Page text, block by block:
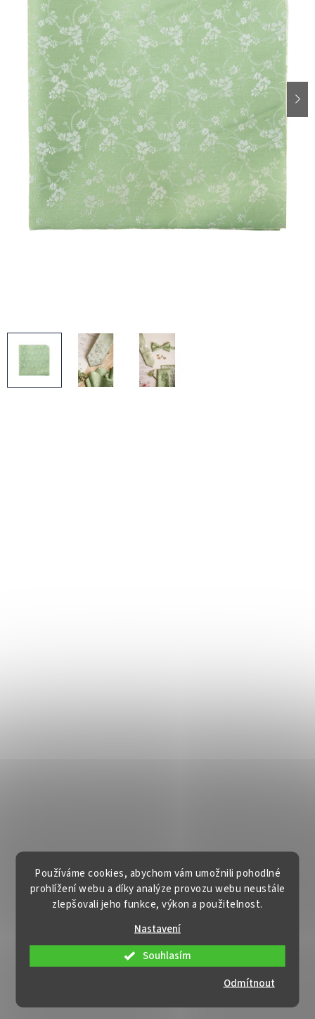
Používáme cookies, abychom vám umožnili pohodlné
prohlížení webu a díky analýze provozu webu neustále
zlepšovali jeho funkce, výkon a použitelnost.
Nastavení
Odmítnout
Souhlasím